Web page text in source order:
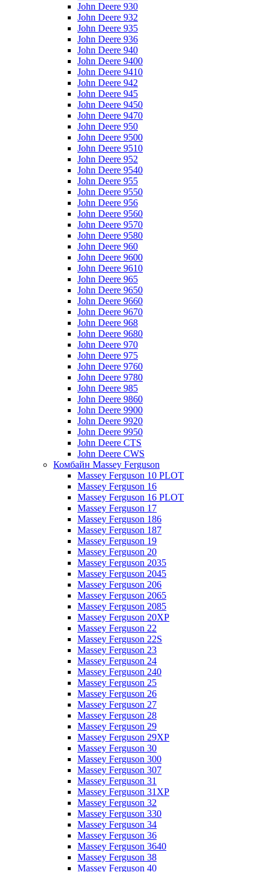
John Deere 930
John Deere 932
John Deere 935
John Deere 936
John Deere 940
John Deere 9400
John Deere 9410
John Deere 942
John Deere 945
John Deere 9450
John Deere 9470
John Deere 950
John Deere 9500
John Deere 9510
John Deere 952
John Deere 9540
John Deere 955
John Deere 9550
John Deere 956
John Deere 9560
John Deere 9570
John Deere 9580
John Deere 960
John Deere 9600
John Deere 9610
John Deere 965
John Deere 9650
John Deere 9660
John Deere 9670
John Deere 968
John Deere 9680
John Deere 970
John Deere 975
John Deere 9760
John Deere 9780
John Deere 985
John Deere 9860
John Deere 9900
John Deere 9920
John Deere 9950
John Deere CTS
John Deere CWS
Комбайн Massey Ferguson
Massey Ferguson 10 PLOT
Massey Ferguson 16
Massey Ferguson 16 PLOT
Massey Ferguson 17
Massey Ferguson 186
Massey Ferguson 187
Massey Ferguson 19
Massey Ferguson 20
Massey Ferguson 2035
Massey Ferguson 2045
Massey Ferguson 206
Massey Ferguson 2065
Massey Ferguson 2085
Massey Ferguson 20XP
Massey Ferguson 22
Massey Ferguson 22S
Massey Ferguson 23
Massey Ferguson 24
Massey Ferguson 240
Massey Ferguson 25
Massey Ferguson 26
Massey Ferguson 27
Massey Ferguson 28
Massey Ferguson 29
Massey Ferguson 29XP
Massey Ferguson 30
Massey Ferguson 300
Massey Ferguson 307
Massey Ferguson 31
Massey Ferguson 31XP
Massey Ferguson 32
Massey Ferguson 330
Massey Ferguson 34
Massey Ferguson 36
Massey Ferguson 3640
Massey Ferguson 38
Massey Ferguson 40